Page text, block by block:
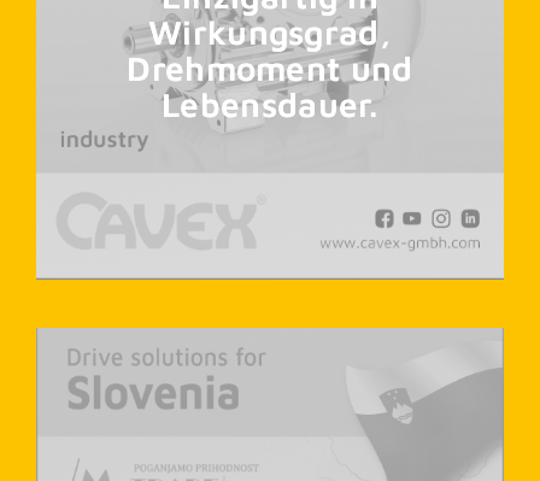
Wirkungsgrad,
Drehmoment und
Lebensdauer.